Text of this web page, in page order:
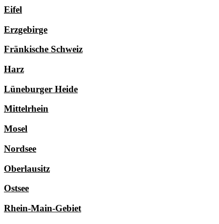
Eifel
Erzgebirge
Fränkische Schweiz
Harz
Lüneburger Heide
Mittelrhein
Mosel
Nordsee
Oberlausitz
Ostsee
Rhein-Main-Gebiet